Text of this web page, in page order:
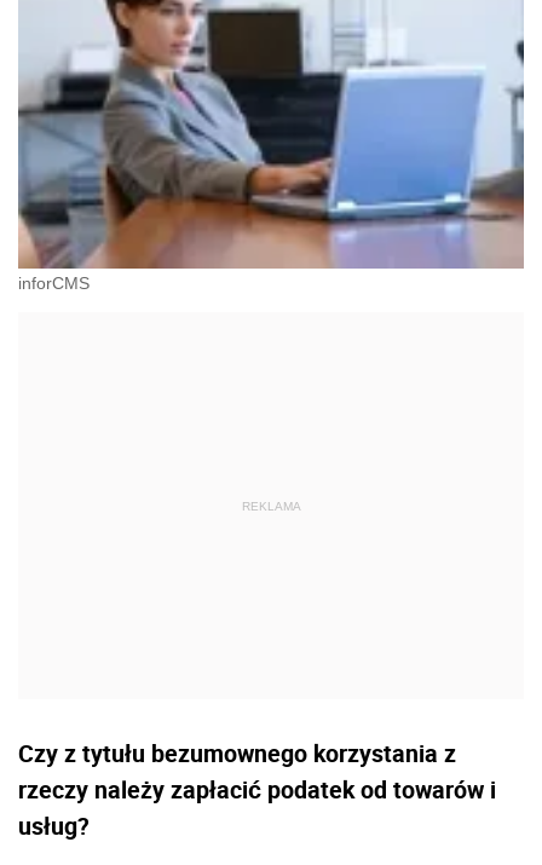
inforCMS
Czy z tytułu bezumownego korzystania z
rzeczy należy zapłacić podatek od towarów i
usług?